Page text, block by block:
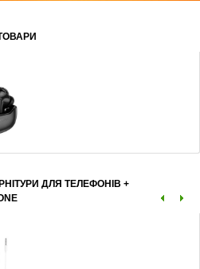
355
ДЛЯ ТЕЛЕФОНІВ +